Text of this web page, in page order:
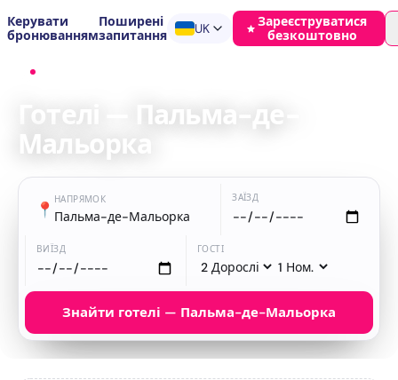
Керувати
бронюванням
Поширені
запитання
UK
Зареєструватися
безкоштовно
Готелі — Пальма-де-
Мальорка
📍 НАПРЯМОК
Пальма-де-Мальорка
ЗАЇЗД
ВИЇЗД ГОСТІ
Знайти готелі — Пальма-де-Мальорка